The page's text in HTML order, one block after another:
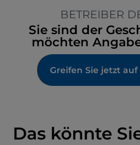
BETREIBER
Sie sind der
möchten
Das könnte